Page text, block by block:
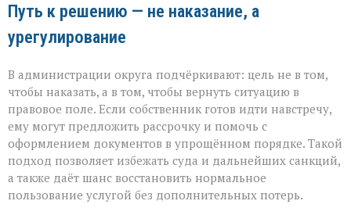
Путь к решению — не наказание, а
урегулирование
В администрации округа подчёркивают: цель не в том,
чтобы наказать, а в том, чтобы вернуть ситуацию в
правовое поле. Если собственник готов идти навстречу,
ему могут предложить рассрочку и помочь с
оформлением документов в упрощённом порядке. Такой
подход позволяет избежать суда и дальнейших санкций,
а также даёт шанс восстановить нормальное
пользование услугой без дополнительных потерь.